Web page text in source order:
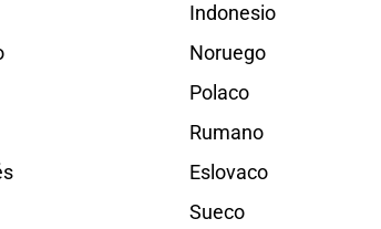
Indonesio
Noruego
Polaco
Rumano
Eslovaco
Sueco